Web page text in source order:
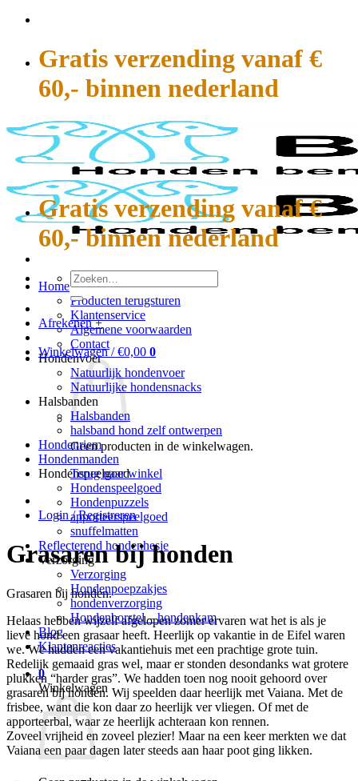
Gratis verzending vanaf €
60,- binnen nederland
Home
Producten terugsturen
Klantenservice
Algemene voorwaarden
Contact
Hondenvoer
Natuurlijk hondenvoer
Natuurlijke hondensnacks
Halsbanden
Halsbanden
halsband hond zelf ontwerpen
Hondenriem
Hondenmanden
Hondenspeelgoed
Hondenspeelgoed
Hondenpuzzels
apporteerspeelgoed
snuffelmatten
Reflecterend hondenhesje
Verzorging
Verzorging
Hondenpoepzakjes
hondenverzorging
Hondenborstel – hondenkam
Blog
Klantenreacties
0
Winkelwagen
Gratis verzending vanaf €
60,- binnen nederland
Zoeken
naar:
Afrekenen +
Winkelwagen /€0,00 0
Geen producten in de winkelwagen.
Terug naar winkel
Login / Registreren
Grasaren bij honden
Grasaren bij honden.
Helaas hebben wijzelf afgelopen zomer ervaren wat het is als je
lieve hond een grasaar heeft. Heerlijk op vakantie in de Eifel waren
we. We hadden een vakantiehuis met een prachtige grote tuin.
Redelijk gemaaid gras wel, maar er stonden desondanks wat grotere
plukken “harder gras”. We hadden toen nog nooit gehoord over
grasaren bij honden. Wij speelden daar heerlijk met Vaiana. Met de
frisbee, want die kon daar zo heerlijk ver vliegen. Of met de
apporteerbal, waar ze heerlijk achteraan kon rennen.
Zoveel vrijheid en zoveel plezier! Maar na een keer merkten we dat
Vaiana een paar dagen later steeds aan haar poot ging likken.